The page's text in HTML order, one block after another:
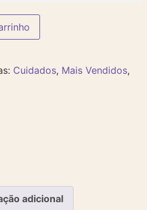
Cuidados, Mais Vendidos,
adicional